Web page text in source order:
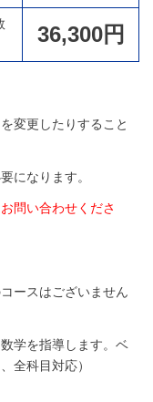
36,300円
変更したりすること
になります。
問い合わせくださ
ースはございません
学を指導します。ベ
全科目対応）